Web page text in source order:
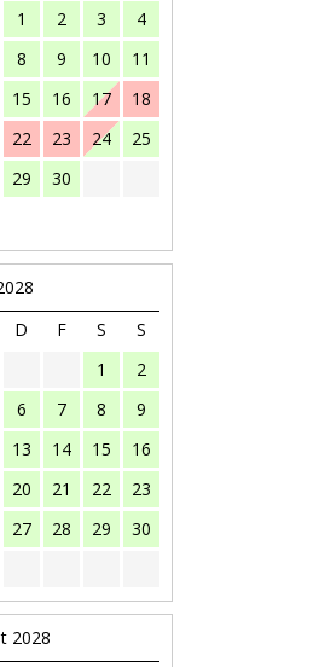
1 2 3
4
8 9 10
11
15 16 17
18
22 23 24
25
29 30
D F S
S
1
2
6 7 8
9
13 14 15
16
20 21 22
23
27 28 29
30
2028